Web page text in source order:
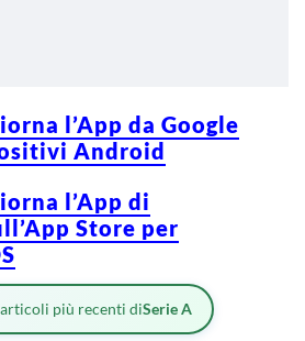
l’App da Google
Android
l’App di
Store per
articoli più recenti diSerie A